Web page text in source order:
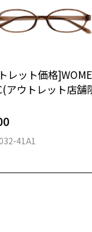
重さ
レット価格
アウトレット店舗
41A1